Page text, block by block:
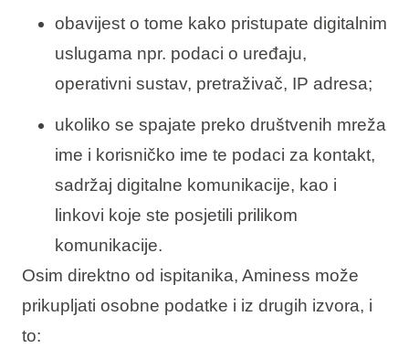
obavijest o tome kako pristupate digitalnim
uslugama npr. podaci o uređaju,
operativni sustav, pretraživač, IP adresa;
ukoliko se spajate preko društvenih mreža
ime i korisničko ime te podaci za kontakt,
sadržaj digitalne komunikacije, kao i
linkovi koje ste posjetili prilikom
komunikacije.
Osim direktno od ispitanika, Aminess može
prikupljati osobne podatke i iz drugih izvora, i
to: